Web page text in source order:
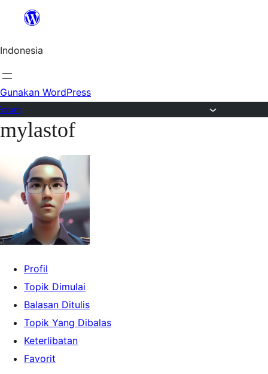
Lewat
konten
Indonesia
Gunakan WordPress
Lewati
konten
mylastof
Profil
Topik Dimulai
Balasan Ditulis
Topik Yang Dibalas
Keterlibatan
Favorit